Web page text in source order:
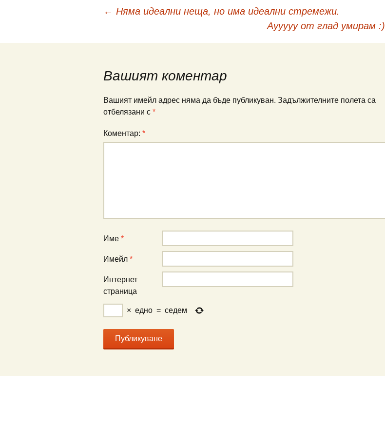
Навигация
в
публикациите
← Няма идеални неща, но има идеални стремежи.
Аууууу от глад умирам :)
Вашият коментар
Вашият имейл адрес няма да бъде публикуван. Задължителните полета са
отбелязани с *
Коментар: *
Име *
Имейл *
Интернет
страница
× едно = седем